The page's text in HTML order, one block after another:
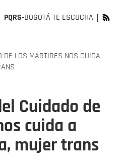
PQRS-BOGOTÁ TE ESCUCHA
LOS MÁRTIRES NOS CUIDA
Cuidado de
cuida a
mujer trans